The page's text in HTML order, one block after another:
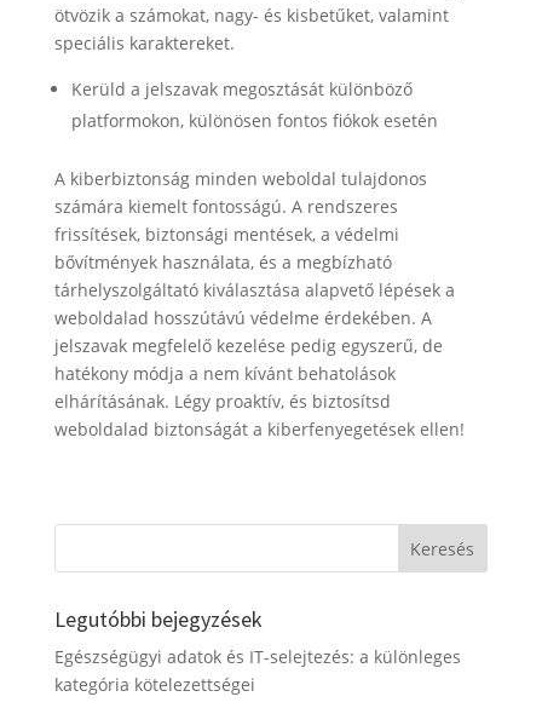
ötvözik a számokat, nagy- és kisbetűket, valamint
speciális karaktereket.
Kerüld a jelszavak megosztását különböző
platformokon, különösen fontos fiókok esetén
A kiberbiztonság minden weboldal tulajdonos
számára kiemelt fontosságú. A rendszeres
frissítések, biztonsági mentések, a védelmi
bővítmények használata, és a megbízható
tárhelyszolgáltató kiválasztása alapvető lépések a
weboldalad hosszútávú védelme érdekében. A
jelszavak megfelelő kezelése pedig egyszerű, de
hatékony módja a nem kívánt behatolások
elhárításának. Légy proaktív, és biztosítsd
weboldalad biztonságát a kiberfenyegetések ellen!
Legutóbbi bejegyzések
Egészségügyi adatok és IT-selejtezés: a különleges
kategória kötelezettségei